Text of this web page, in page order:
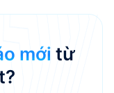
một phần mềm
thể thiếu.
mới từ